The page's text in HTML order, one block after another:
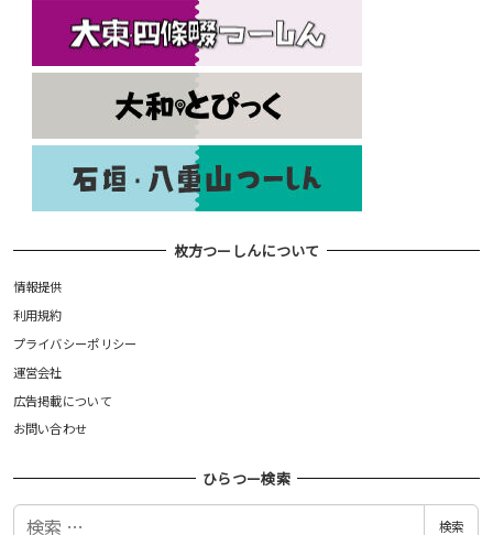
枚方つーしんについて
情報提供
利用規約
プライバシーポリシー
運営会社
広告掲載について
お問い合わせ
ひらつー検索
検
検索